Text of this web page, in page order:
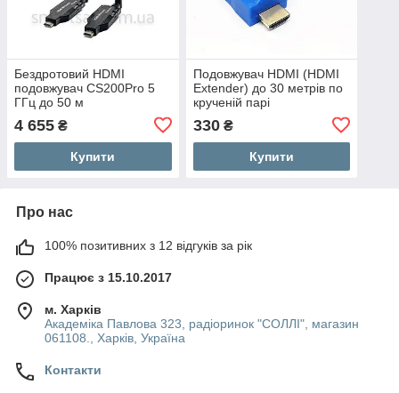
Бездротовий HDMI
подовжувач CS200Pro 5
ГГц до 50 м
4 655 ₴
Купити
Подовжувач HDMI (HDMI
Extender) до 30 метрів по
крученій парі
330₴
Купити
Про нас
100% позитивних з 12 відгуків за рік
Працює з 15.10.2017
м. Харків
Академіка Павлова 323, радіоринок "СОЛЛІ", магазин
061108., Харків, Україна
Контакти